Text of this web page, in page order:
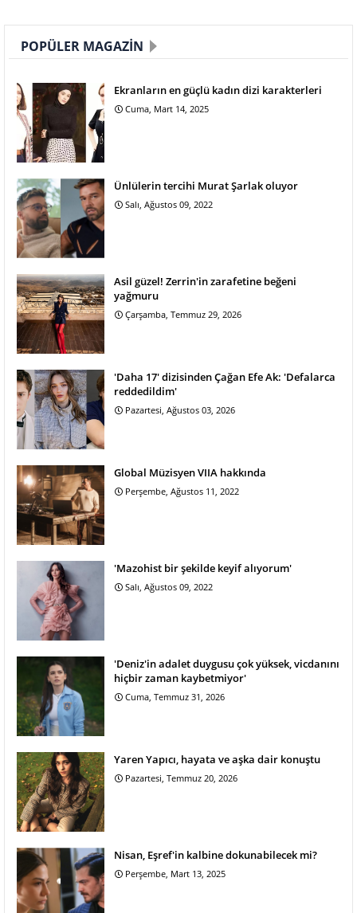
POPÜLER MAGAZIN
Ekranların en güçlü kadın dizi karakterleri
Cuma, Mart 14, 2025
Ünlülerin tercihi Murat Şarlak oluyor
Salı, Ağustos 09, 2022
Asil güzel! Zerrin'in zarafetine beğeni
yağmuru
Çarşamba, Temmuz 29, 2026
'Daha 17' dizisinden Çağan Efe Ak: 'Defalarca
reddedildim'
Pazartesi, Ağustos 03, 2026
Global Müzisyen VIIA hakkında
Perşembe, Ağustos 11, 2022
'Mazohist bir şekilde keyif alıyorum'
Salı, Ağustos 09, 2022
'Deniz'in adalet duygusu çok yüksek, vicdanını
hiçbir zaman kaybetmiyor'
Cuma, Temmuz 31, 2026
Yaren Yapıcı, hayata ve aşka dair konuştu
Pazartesi, Temmuz 20, 2026
Nisan, Eşref'in kalbine dokunabilecek mi?
Perşembe, Mart 13, 2025